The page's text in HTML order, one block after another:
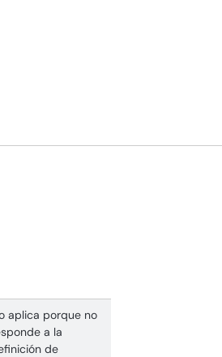
aplica porque no
a la
de